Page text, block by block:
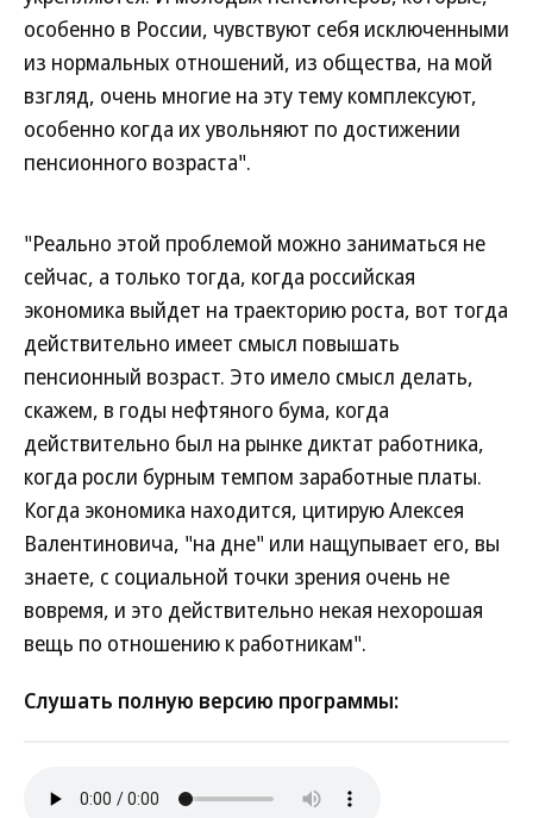
особенно в России, чувствуют себя исключенными
из нормальных отношений, из общества, на мой
взгляд, очень многие на эту тему комплексуют,
особенно когда их увольняют по достижении
пенсионного возраста".
"Реально этой проблемой можно заниматься не
сейчас, а только тогда, когда российская
экономика выйдет на траекторию роста, вот тогда
действительно имеет смысл повышать
пенсионный возраст. Это имело смысл делать,
скажем, в годы нефтяного бума, когда
действительно был на рынке диктат работника,
когда росли бурным темпом заработные платы.
Когда экономика находится, цитирую Алексея
Валентиновича, "на дне" или нащупывает его, вы
знаете, с социальной точки зрения очень не
вовремя, и это действительно некая нехорошая
вещь по отношению к работникам".
Слушать полную версию программы: